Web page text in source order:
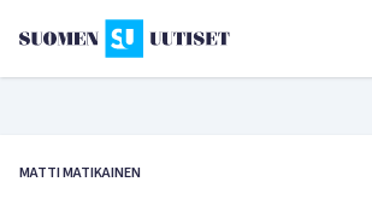
MATTI MATIKAINEN